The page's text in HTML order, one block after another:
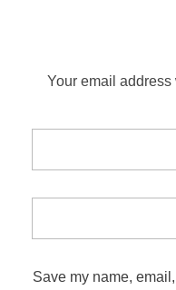
Your email
Save my name,